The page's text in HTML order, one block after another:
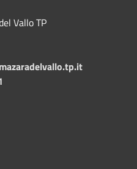
Vallo TP